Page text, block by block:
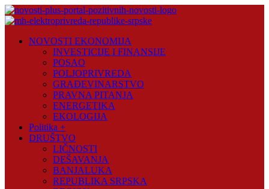
Skip
to
Plus
NOVOSTI EKONOMIJA
INVESTICIJE I FINANSIJE
POSAO
POLJOPRIVREDA
GRAĐEVINARSTVO
PRAVNA PITANJA
ENERGETIKA
EKOLOGIJA
Politika +
DRUŠTVO
LIČNOSTI
DEŠAVANJA
BANJALUKA
REPUBLIKA SRPSKA